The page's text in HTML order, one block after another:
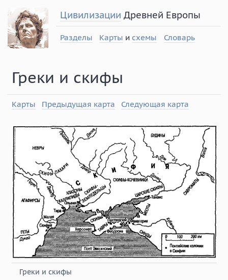
Цивилизации Древней Европы
Разделы Карты и схемы Словарь
Греки и скифы
Карты Предыдущая карта Следующая карта
Греки и скифы